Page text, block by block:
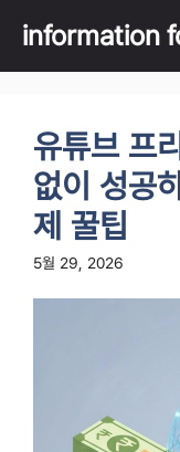
content
information
유튜브 프
없이 성공
제 꿀팁
5월 29, 2026